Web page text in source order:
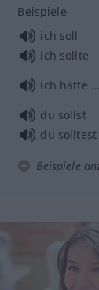
Beispiele
ich soll
ich sollte
ich hätte …
du sollst
du solltest
Beispiele